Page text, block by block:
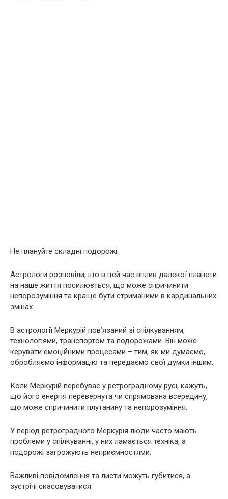
Не плануйте складні подорожі.
Астрологи розповіли, що в цей час вплив далекої планети
на наше життя посилюється, що може спричинити
непорозуміння та краще бути стриманими в кардинальних
змінах.
В астрології Меркурій пов’язаний зі спілкуванням,
технологіями, транспортом та подорожами. Він може
керувати емоційними процесами – тим, як ми думаємо,
обробляємо інформацію та передаємо свої думки іншим.
Коли Меркурій перебуває у ретроградному русі, кажуть,
що його енергія перевернута чи спрямована всередину,
що може спричинити плутанину та непорозуміння.
У період ретроградного Меркурія люди часто мають
проблеми у спілкуванні, у них ламається техніка, а
подорожі загрожують неприємностями.
Важливі повідомлення та листи можуть губитися, а
зустрічі скасовуватися.